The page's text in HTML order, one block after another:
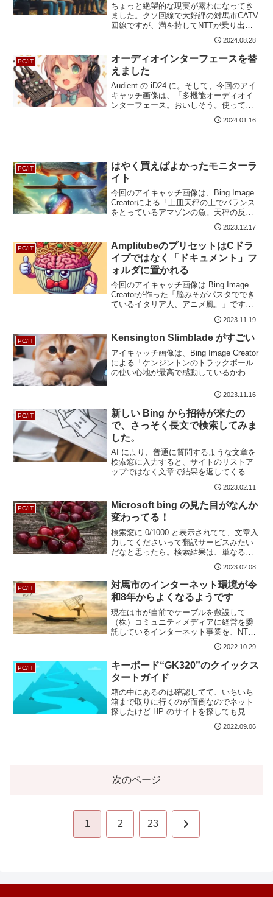
ちょっと絶望的な現実が露わになってき
ました。クソ回線で大好評の対馬市CATV
回線ですが、満を持してNTTが乗り出し
てきてくれまして、これでNTTの高品質
な光サービスで快適ネトゲ生活が送れる
ようになるよきっとPingひとケタだよヤ
ッターさよな...
2024.08.28
PC/IT
オーディオインターフェースを替
えました
Audient の iD24 に。そして、今回のアイ
キャッチ画像は、「多機能オーディオイ
ンターフェース。おいしそう。使ってい
るのはかわいい猫耳の女の子。印象
派。」です。おいしそうでもないし印象
2024.01.16
PC/IT
はやく買えばよかったモニターラ
イト
今回のアイキャッチ画像は、Bing Image
Creatorによる「上皿天秤の上でバランス
をとっているアマゾンの魚。天秤の反対
側には銀河系。背景はwindows xp の草
原。デジタルアート。」です。ただ天秤
の上でバランスをとっているだけ...
2023.12.17
PC/IT
AmplitubeのプリセットはCドラ
イブではなく「ドキュメント」フ
ォルダに置かれる
今回のアイキャッチ画像は Bing Image
Creatorが作った「脳みそがパスタででき
ているイタリア人、アニメ風。」です。
さて、OS がクラッシュしてもファイル
は消えないように「ドキュメント」など
のフォルダを別のドライブに保存してる
方...
2023.11.19
PC/IT Kensington Slimblade がすごい
アイキャッチ画像は、Bing Image Creator
による「ケンジントンのトラックボール
の使い心地が最高で感動しているかわい
ルがいいという情報を知ってはいたので
るマ...
2023.11.16
PC/IT
新しい Bing から招待が来たの
で、さっそく長文で検索してみま
した。
AI により、普通に質問するような文章を
検索窓に入力すると、サイトのリストア
ップではなく文章で結果を返してくるら
しい「新しい Bing」ですが、いまのとこ
ろプレビュー版となっており、順番待ち
リストに並んで招待メールを待つ必要が
あります。そし...
2023.02.11
PC/IT
Microsoft bing の見た目がなんか
変わってる！
検索窓に 0/1000 と表示されてて、文章入
力してくださいって翻訳サービスみたい
だなと思ったら。検索結果は、単なる結
果の表示だけでなく、求められる回答を
想定して要約する。例えば、作っている
ケーキで、卵から別の材料に変える方法
を、複数の結果...
2023.02.08
PC/IT
対馬市のインターネット環境が令
和8年からよくなるようです
現在は市が自前でケーブルを敷設して
（株）コミュニティメディアに経営を委
託しているインターネット事業を、NTT
に移管というか NTT が対馬市内で光事業
を始めるのでそれに乗っかるということ
のようです。計画では令和8年から利用開
始みたいですね...
2022.10.29
PC/IT
キーボード“GK320”のクイックス
タートガイド
箱の中にあるのは確認してて、いちいち
箱まで取りに行くのが面倒なのでネット
探したけど HP のサイトを探しても見つ
けきれなかったので。オモテ（外観や仕
様、同梱品）ウラ面（機能や設定など）
2022.09.06
次のページ
1 2 23 次